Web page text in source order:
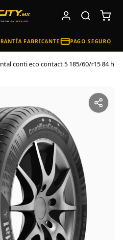
FABRICANTE PAGO SEGURO
conti eco contact 5 185/60/r15 84 h